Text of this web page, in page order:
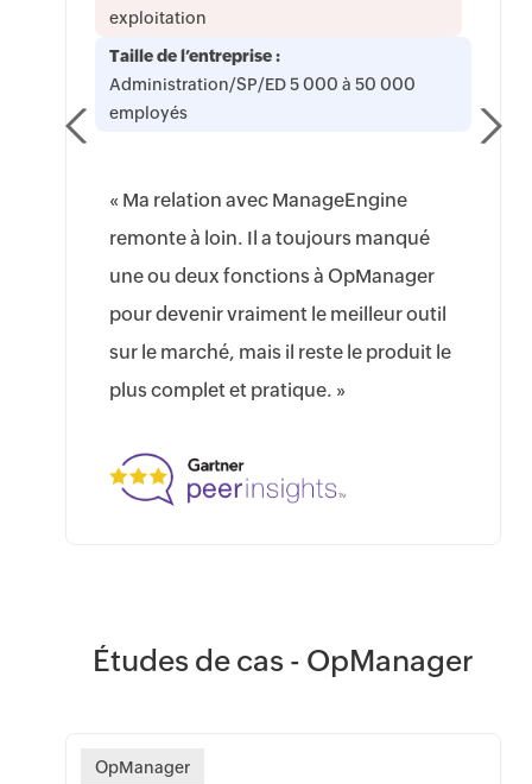
exploitation
Taille de l’entreprise :
Administration/SP/ED 5 000 à 50 000
employés
« Ma relation avec ManageEngine
remonte à loin. Il a toujours manqué
une ou deux fonctions à OpManager
pour devenir vraiment le meilleur outil
sur le marché, mais il reste le produit le
plus complet et pratique. »
Études de cas - OpManager
OpManager